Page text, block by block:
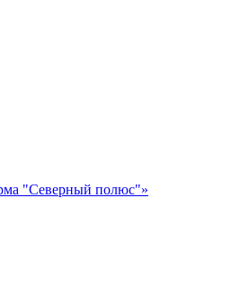
"Северный полюс"»